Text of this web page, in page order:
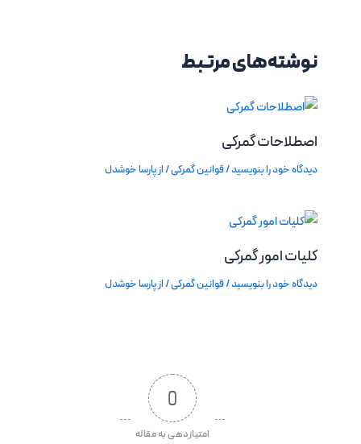
نوشته‌های مرتبط
اصطلاحات گمرکی
دیدگاه‌ خود را بنویسید/قوانین گمرکی/ ازپارسا خوشدل
کلیات امور گمرکی
دیدگاه‌ خود را بنویسید/قوانین گمرکی/ ازپارسا خوشدل
0
امتیازدهی به مقاله